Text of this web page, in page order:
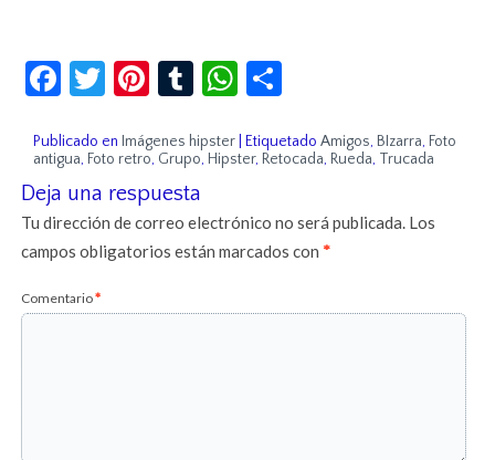
Facebook
Twitter
Pinterest
TumblrWhatsApp
Publicado en Imágenes hipster Etiquetado Amigos, BIzarra, Foto
antigua, Foto retro, Grupo, Hipster, Retocada, Rueda, Trucada
Deja una respuesta
Tu dirección de correo electrónico no será publicada. Los
campos obligatorios están marcados con*
Comentario*